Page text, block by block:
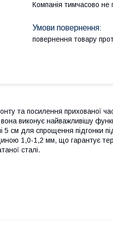
Компанія тимчасово
повернення товару
та посилення прихованої
виконує найважливішу
см для спрощення підгонки
1,0-1,2 мм, що гарантує
сталі.